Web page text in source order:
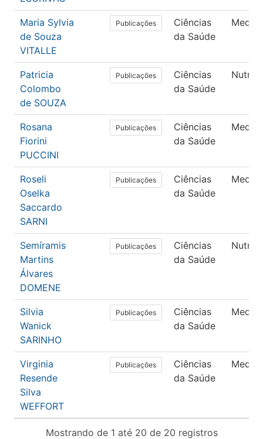
Maria Sylvia
de Souza
VITALLE
Publicações
Ciências
da Saúde
Patricia
Colombo
de SOUZA
Publicações
Ciências
da Saúde
Rosana
Fiorini
PUCCINI
Publicações
Ciências
da Saúde
Roseli
Oselka
Saccardo
SARNI
Publicações
Ciências
da Saúde
Semíramis
Martins
Álvares
DOMENE
Publicações
Ciências
da Saúde
Silvia
Wanick
SARINHO
Publicações
Ciências
da Saúde
Virginia
Resende
Silva
WEFFORT
Publicações
Ciências
da Saúde
Mostrando de 1 até 20 de 20 registros